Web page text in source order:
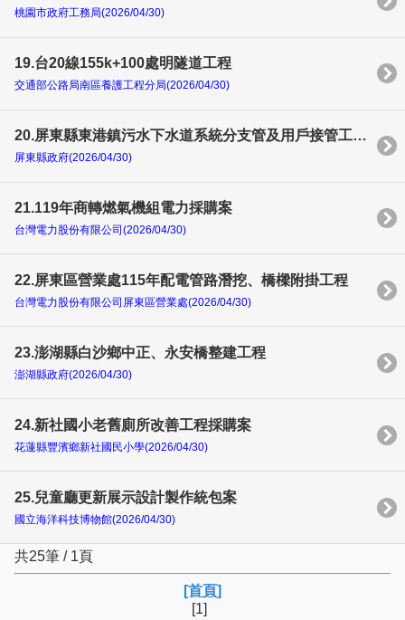
桃園市政府工務局(2026/04/30)
19.台20線155k+100處明隧道工程
交通部公路局南區養護工程分局(2026/04/30)
20.屏東縣東港鎮污水下水道系統分支管及用戶接管工程(第一期)第二標
屏東縣政府(2026/04/30)
21.119年商轉燃氣機組電力採購案
台灣電力股份有限公司(2026/04/30)
22.屏東區營業處115年配電管路潛挖、橋樑附掛工程
台灣電力股份有限公司屏東區營業處(2026/04/30)
23.澎湖縣白沙鄉中正、永安橋整建工程
澎湖縣政府(2026/04/30)
24.新社國小老舊廁所改善工程採購案
花蓮縣豐濱鄉新社國民小學(2026/04/30)
25.兒童廳更新展示設計製作統包案
國立海洋科技博物館(2026/04/30)
共25筆 / 1頁
[首頁]
[1]